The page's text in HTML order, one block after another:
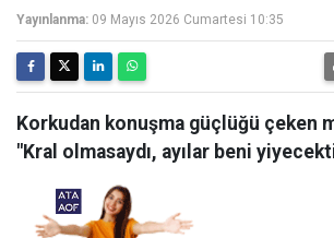
Yayınlanma: 09 Mayıs 2026 Cumartesi 10:35
Korkudan konuşma güçlüğü çeken
"Kral olmasaydı, ayılar beni